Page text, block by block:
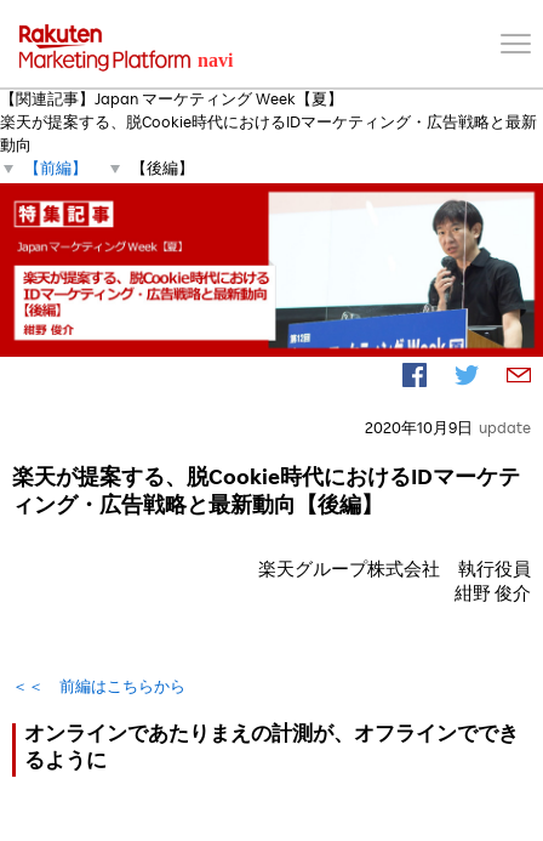
【関連記事】Japan マーケティング Week【夏】
楽天が提案する、脱Cookie時代におけるIDマーケティング・広告戦略と最新
動向
【前編】
【後編】
2020年10月9日 update
楽天が提案する、脱Cookie時代におけるIDマーケテ
ィング・広告戦略と最新動向【後編】
楽天グループ株式会社 執行役員
紺野 俊介
＜＜ 前編はこちらから
オンラインであたりまえの計測が、オフラインででき
るように